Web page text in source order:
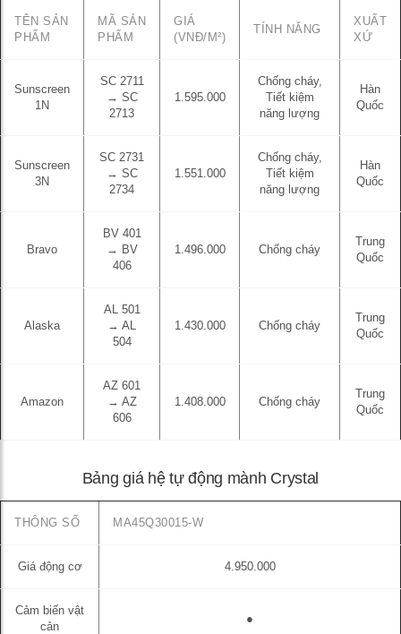
TÊN SẢN
PHẨM
MÃ SẢN
PHẨM
GIÁ
(VNĐ/M²)
TÍNH NĂNG
XUẤT
XỨ
Sunscreen
1N
SC 2711
→ SC
2713
1.595.000
Chống cháy,
Tiết kiệm
năng lượng
Hàn
Quốc
Sunscreen
3N
SC 2731
→ SC
2734
1.551.000
Chống cháy,
Tiết kiệm
năng lượng
Hàn
Quốc
Bravo
BV 401
→ BV
406
1.496.000 Chống cháy
Trung
Quốc
Alaska
AL 501
→ AL
504
1.430.000 Chống cháy
Trung
Quốc
Amazon
AZ 601
→ AZ
606
1.408.000 Chống cháy
Trung
Quốc
Bảng giá hệ tự động mành Crystal
THÔNG SỐ MA45Q30015-W
Giá động cơ 4.950.000
Cảm biến vật
cản
●